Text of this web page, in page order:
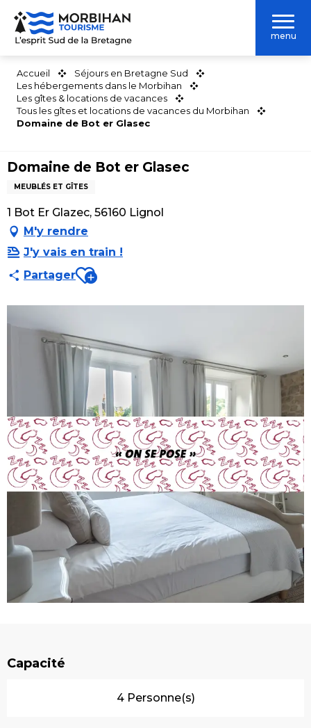
Aller
contenu
menu
Accueil
Séjours en Bretagne Sud
Les hébergements dans le Morbihan
Les gîtes & locations de vacances
Tous les gîtes et locations de vacances du Morbihan
Domaine de Bot er Glasec
Domaine de Bot er Glasec
MEUBLÉS ET GÎTES
1 Bot Er Glazec, 56160 Lignol
M'y rendre
J'y vais en train !
PartagerAjouter aux favoris
Capacité
4 Personne(s)